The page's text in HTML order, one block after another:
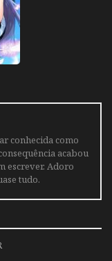
conhecida como
acabou
escrever. Adoro
tudo.